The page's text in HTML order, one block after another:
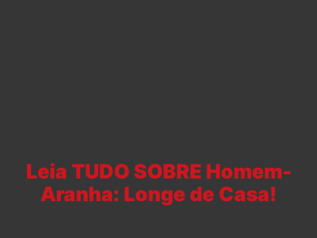
Leia TUDO SOBRE Homem-
Aranha: Longe de Casa!